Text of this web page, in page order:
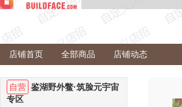
店铺服务
店铺掌柜
公司名称：
所在地：
店铺首页 全部商品 店铺动态
自营 鉴湖野外鳖·筑脸元宇宙
专区